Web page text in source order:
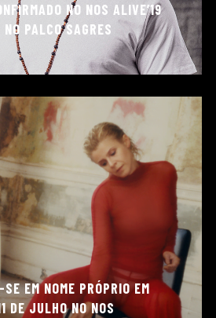
NO NOS ALIVE’19
PALCO SAGRES
EM NOME PRÓPRIO EM
DE JULHO NO NOS